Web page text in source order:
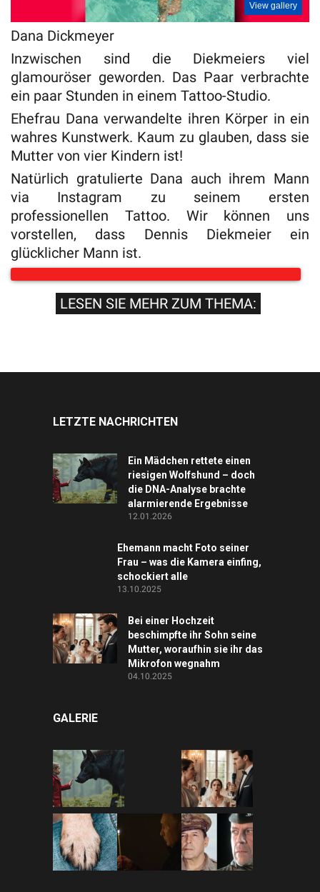
View gallery
Dana Dickmeyer
Inzwischen sind die Diekmeiers viel
glamouröser geworden. Das Paar verbrachte
ein paar Stunden in einem Tattoo-Studio.
Ehefrau Dana verwandelte ihren Körper in ein
wahres Kunstwerk. Kaum zu glauben, dass sie
Mutter von vier Kindern ist!
Natürlich gratulierte Dana auch ihrem Mann
via Instagram zu seinem ersten
professionellen Tattoo. Wir können uns
vorstellen, dass Dennis Diekmeier ein
glücklicher Mann ist.
LESEN SIE MEHR ZUM THEMA:
LETZTE NACHRICHTEN
Ein Mädchen rettete einen
riesigen Wolfshund – doch
die DNA-Analyse brachte
alarmierende Ergebnisse
12.01.2026
Ehemann macht Foto seiner
Frau – was die Kamera einfing,
schockiert alle
13.10.2025
Bei einer Hochzeit
beschimpfte ihr Sohn seine
Mutter, woraufhin sie ihr das
Mikrofon wegnahm
04.10.2025
GALERIE